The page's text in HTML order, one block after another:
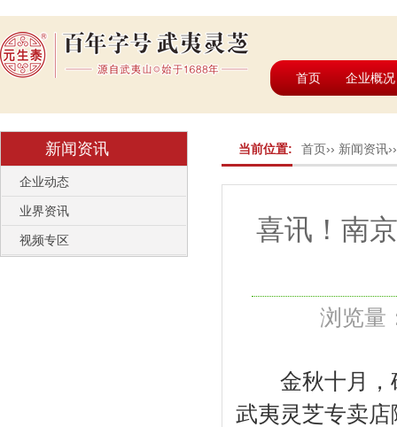
首页 企业概况
新闻资讯
企业动态
业界资讯
视频专区
当前位置: 首页›› 新闻资讯
喜讯！南
浏览量
金秋十月，硕
武夷灵芝专卖